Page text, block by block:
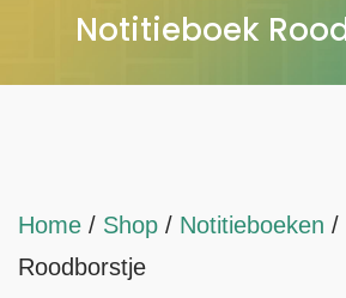
Notitieboek
Home / Shop / Notitieboeken /
Roodborstje